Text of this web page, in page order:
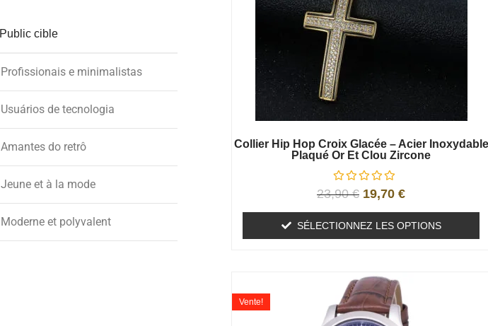
Public cible
Profissionais e minimalistas
Usuários de tecnologia
Amantes do retrô
Jeune et à la mode
Moderne et polyvalent
Collier Hip Hop Croix Glacée – Acier Inoxydable
Plaqué Or Et Clou Zircone
23,90€ 19,70 €
SÉLECTIONNEZ LES OPTIONS
Vente!